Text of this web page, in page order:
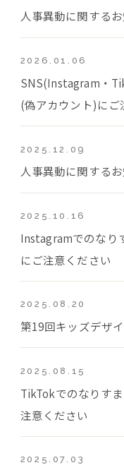
人事異動に関する
2026.01.06
SNS(Instagram・
(偽アカウント)にご
2025.12.09
人事異動に関する
2025.10.16
Instagramでのなり
にご注意ください
2025.08.20
第19回キッズデザ
2025.08.15
TikTokでのなりす
注意ください
2025.07.03